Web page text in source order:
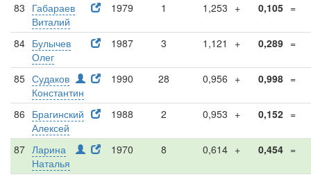
83 Габараев
Виталий
1979 1 1,253 + 0,105 =
84 Булычев
Олег
1987 3 1,121 + 0,289 =
85 Судаков
Константин
1990 28 0,956 + 0,998 =
86 Брагинский
Алексей
1988 2 0,953 + 0,152 =
87 Ларина
Наталья
1970 8 0,614 + 0,454 =